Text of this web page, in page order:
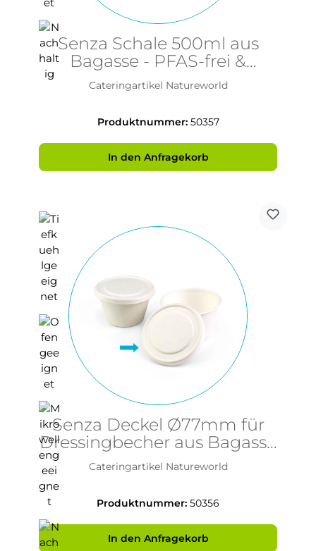
Senza Schale 500ml aus
Bagasse - PFAS-frei &
nachhaltig
Cateringartikel Natureworld
Produktnummer: 50357
In den Anfragekorb
Senza Deckel Ø77mm für
Dressingbecher aus Bagasse
- PFAS-frei & nachhaltig
Cateringartikel Natureworld
Produktnummer: 50356
In den Anfragekorb